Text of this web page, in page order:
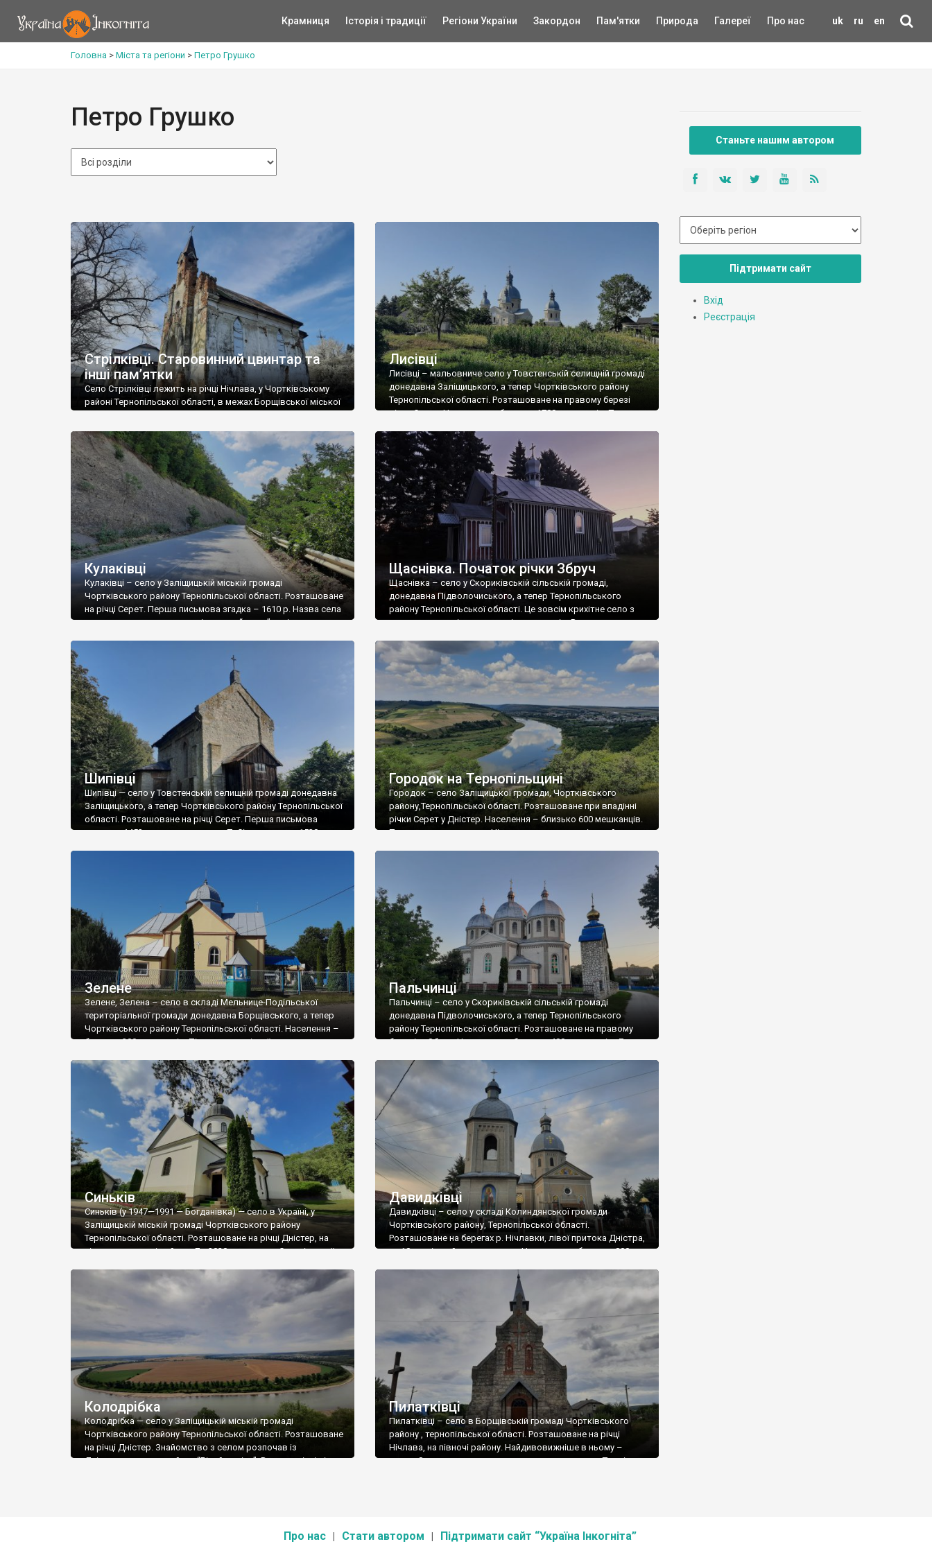
uk ru en
Крамниця Історія і традиції Регіони України Закордон Пам'ятки Природа Галереї Про нас
Головна > Міста та регіони > Петро Грушко
Петро Грушко
Стрілківці. Старовинний цвинтар та
інші пам’ятки
Село Стрілківці лежить на річці Нічлава, у Чортківському
районі Тернопільської області, в межах Борщівської міської
Степанові Угрину село Стрілківці на Великоночславі
Скальської волості Подільської землі.Про походження
назви села зберігся переказ, за яким його заснували
стрільці галицьких князів, які охороняли […]
Лисівці
Лисівці – мальовниче село у Товстенській селищній громаді
донедавна Заліщицького, а тепер Чортківського району
Тернопільської області. Розташоване на правому березі
річки Серет. Населення – близько 1700 мешканців. Перша
походження назви села. За однією з них, вона – від
прізвища посадника Лиса, який обороняв фортецю від
татар; […]
Кулаківці
Кулаківці – село у Заліщицькій міській громаді
Чортківського району Тернопільської області. Розташоване
на річці Серет. Перша письмова згадка – 1610 р. Назва села
походить, за переказами, від слова “кулак” – міцна
Борковському. За Австро-Угорщини діяла двокласна
школа з українською мовою навчання, […]
Щаснівка. Початок річки Збруч
Щаснівка – село у Скориківській сільській громаді,
донедавна Підволочиського, а тепер Тернопільського
району Тернопільської області. Це зовсім крихітне село з
населенням декілька десятків мешканців. Розташоване на
села. Одне з них зовсім поруч, на протилежному березі
річки. Очевидно до поділу Польщі Щаснівка була єдиним
селом. […]
Шипівці
Шипівці — село у Товстенській селищній громаді донедавна
Заліщицького, а тепер Чортківського району Тернопільської
області. Розташоване на річці Серет. Перша письмова
згадка – 1453 р., за краєзнавцем П. Сіреджуком – 1530 р.
староства Руського воєводства. Відомо кілька версій про
походження назви села. […]
Городок на Тернопільщині
Городок – село Заліщицької громади, Чортківського
району,Тернопільської області. Розташоване при впадінні
річки Серет у Дністер. Населення – близько 600 мешканців.
Поселення дуже давнє. Ніхто точно не знає скільки йому
Зелене
Зелене, Зелена – село в складі Мельнице-Подільської
територіальної громади донедавна Борщівського, а тепер
Чортківського району Тернопільської області. Населення –
близько 300 мешканців. Після сумнозвісної
опинилося по декілька сіл з однаковими назвами. Про
Зелену на Збручі вже була розповідь, тепер черга села, що
знаходиться неподалік Мельниці, а ще є Зелена біля […]
Пальчинці
Пальчинці – село у Скориківській сільській громаді
донедавна Підволочиського, а тепер Тернопільського
району Тернопільської області. Розташоване на правому
березі р. Збруч. Населення – близько 400 мешканців. До
кордон розділив Пальчинці на два села. На жаль,
лівобережні Пальчинці стоять пусткою і там немає жодного
мешканця. Декілька […]
Синьків
Синьків (у 1947—1991 — Богданівка) — село в Україні, у
Заліщицькій міській громаді Чортківського району
Тернопільської області. Розташоване на річці Дністер, на
південному сході району. До 2020 року центр Синьківської
Відповідно до Розпорядження Кабінету Міністрів України
від 12 червня 2020 року за № 724-р «Про визначення
адміністративних центрів […]
Давидківці
Давидківці – село у складі Колиндянської громади
Чортківського району, Тернопільської області.
Розташоване на берегах р. Нічлавки, лівої притока Дністра,
за 18 км від районного центру. Населення – близько 800
Давидківців була пустка. А між лісами біля села — Лиса
гора, прихована від ворогів. І ось сюди […]
Колодрібка
Колодрібка — село у Заліщицькій міській громаді
Чортківського району Тернопільської області. Розташоване
на річці Дністер. Знайомство з селом розпочав із
Дністровського каньйону “Білий камінь”. В цьому місці річка
Пилатківці
Пилатківці – село в Борщівській громаді Чортківського
району , тернопільської області. Розташоване на річці
Нічлава, на півночі району. Найдивовижніше в ньому –
назва. Зразу виникає думка, що названо на честь Понтія
Станьте нашим автором
Підтримати сайт
Вхід
Реєстрація
Про нас Стати автором Підтримати сайт “Україна Інкогніта”